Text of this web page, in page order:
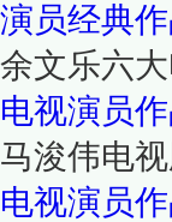
演员经典
余文乐六
电视演员
马浚伟电
电视演员